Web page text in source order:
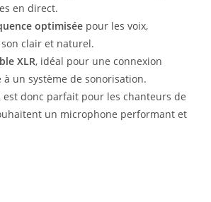
en direct.
optimisée pour les voix,
clair et naturel.
XLR, idéal pour une connexion
un système de sonorisation.
est donc parfait pour les chanteurs de
un microphone performant et